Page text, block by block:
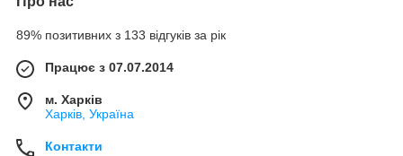
89% позитивних з 133 відгуків за рік
Працює з 07.07.2014
м. Харків
Харків, Україна
Контакти